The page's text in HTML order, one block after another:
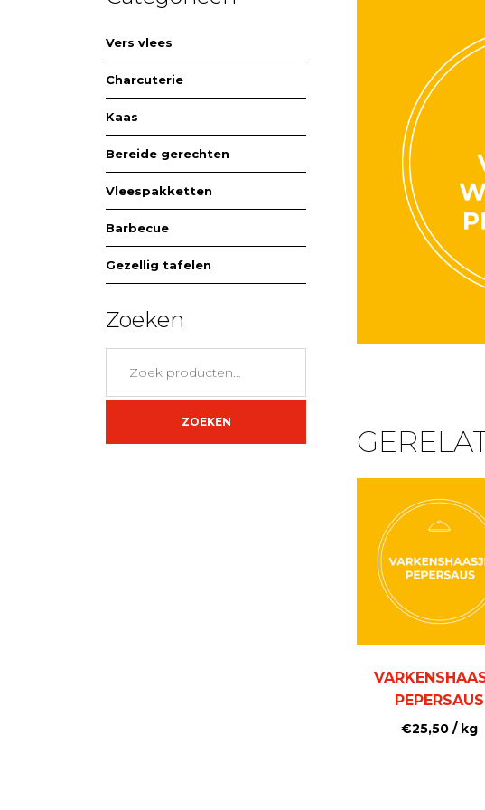
PEPERSAUS
€25,50/ kg
Vers vlees
Charcuterie
Kaas
Bereide gerechten
Vleespakketten
Barbecue
Gezellig tafelen
Zoeken
naar:
ZOEKEN